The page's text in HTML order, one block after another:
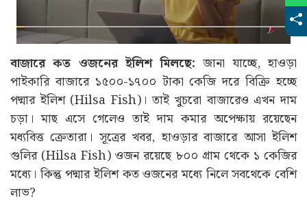
বাজারে কত ওজনের ইলিশ মিলছে: জানা যাচ্ছে, হাওড়া
পাইকারি বাজারে ১৫০০-১৭০০ টাকা কেজি দরে বিক্রি হচ্ছে
পদ্মার ইলিশ (Hilsa Fish)। তাই খুচরো বাজারেও এখন দাম
চড়া। মাছ এসে গেলেও তাই দাম কমার অপেক্ষায় রয়েছেন
মধ্যবিত্ত ক্রেতারা। সূত্রের খবর, হাওড়ার বাজারে আসা ইলিশ
গুলির (Hilsa Fish) ওজন রয়েছে ৮০০ গ্রাম থেকে ১ কেজির
মধ্যে। কিন্তু পদ্মার ইলিশ কত ওজনের মধ্যে নিলে সবথেকে বেশি
লাভ?